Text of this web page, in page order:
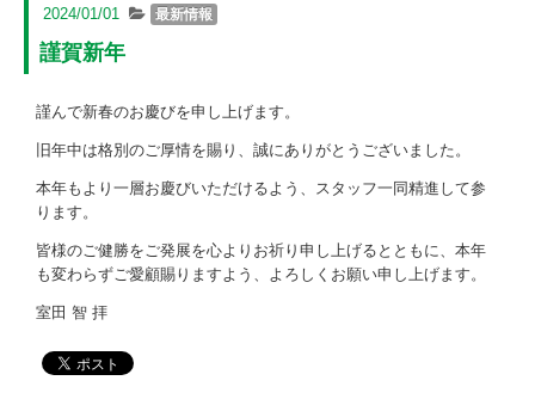
アクセス
スタッフ紹介
お問い合わせ
2024/01/01 最新情報
謹賀新年
謹んで新春のお慶びを申し上げます。
旧年中は格別のご厚情を賜り、誠にありがとうございました。
本年もより一層お慶びいただけるよう、スタッフ一同精進して参
ります。
皆様のご健勝をご発展を心よりお祈り申し上げるとともに、本年
も変わらずご愛顧賜りますよう、よろしくお願い申し上げます。
室田 智 拝